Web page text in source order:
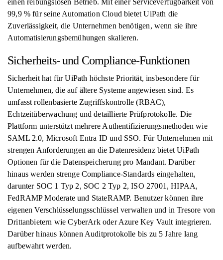
einen reibungslosen Betrieb. Mit einer Serviceverfügbarkeit von
99,9 % für seine Automation Cloud bietet UiPath die
Zuverlässigkeit, die Unternehmen benötigen, wenn sie ihre
Automatisierungsbemühungen skalieren.
Sicherheits- und Compliance-Funktionen
Sicherheit hat für UiPath höchste Priorität, insbesondere für
Unternehmen, die auf ältere Systeme angewiesen sind. Es
umfasst rollenbasierte Zugriffskontrolle (RBAC),
Echtzeitüberwachung und detaillierte Prüfprotokolle. Die
Plattform unterstützt mehrere Authentifizierungsmethoden wie
SAML 2.0, Microsoft Entra ID und SSO. Für Unternehmen mit
strengen Anforderungen an die Datenresidenz bietet UiPath
Optionen für die Datenspeicherung pro Mandant. Darüber
hinaus werden strenge Compliance-Standards eingehalten,
darunter SOC 1 Typ 2, SOC 2 Typ 2, ISO 27001, HIPAA,
FedRAMP Moderate und StateRAMP. Benutzer können ihre
eigenen Verschlüsselungsschlüssel verwalten und in Tresore von
Drittanbietern wie CyberArk oder Azure Key Vault integrieren.
Darüber hinaus können Auditprotokolle bis zu 5 Jahre lang
aufbewahrt werden.